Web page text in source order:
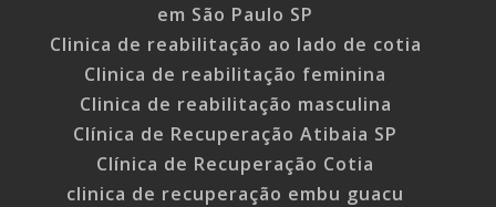
em São Paulo SP
Clinica de reabilitação ao lado de cotia
Clinica de reabilitação feminina
Clinica de reabilitação masculina
Clínica de Recuperação Atibaia SP
Clínica de Recuperação Cotia
clinica de recuperação embu guacu